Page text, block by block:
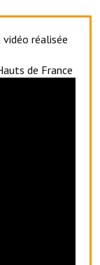
réalisée
de France